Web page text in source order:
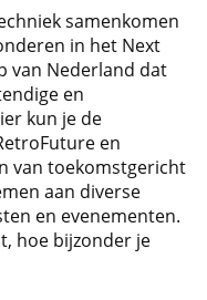
samenkomen
in het Next
van Nederland dat
en
kun je de
en
van toekomstgericht
aan diverse
en evenementen.
hoe bijzonder je